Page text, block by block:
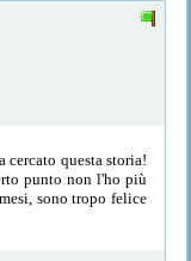
questa storia!
punto non l'ho più
sono tropo felice